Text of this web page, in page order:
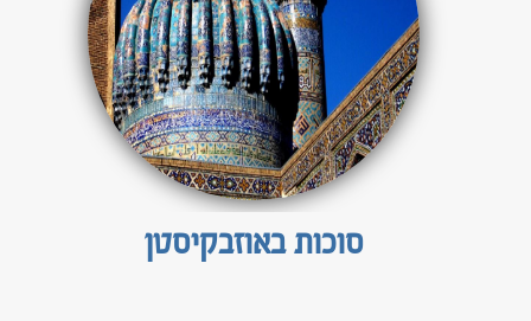
סוכות באוזבקיסטן